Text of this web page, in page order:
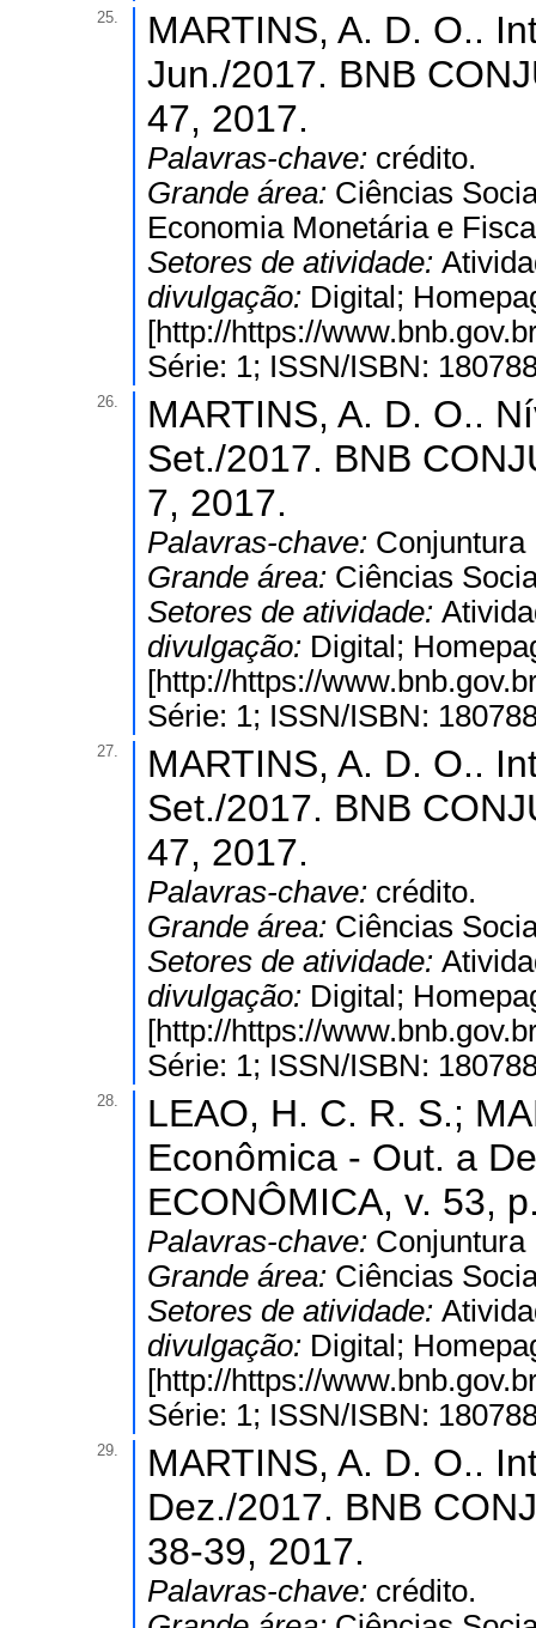
25.
MARTINS, A. D. O..
Jun./2017. BNB
47, 2017.
Palavras-chave: crédito.
Grande área: Ciências
Economia Monetária e
Setores de atividade:
divulgação: Digital;
[http://https://
Série: 1; ISSN/ISBN:
26.
MARTINS, A. D. O..
Set./2017. BNB
7, 2017.
Palavras-chave: Conjuntura
Grande área: Ciências
Setores de atividade:
divulgação: Digital;
[http://https://
Série: 1; ISSN/ISBN:
27.
MARTINS, A. D. O..
Set./2017. BNB
47, 2017.
Palavras-chave: crédito.
Grande área: Ciências
Setores de atividade:
divulgação: Digital;
[http://https://
Série: 1; ISSN/ISBN:
28.
LEAO, H. C. R. S.;
Econômica - Out. a
ECONÔMICA, v. 53,
Palavras-chave: Conjuntura
Grande área: Ciências
Setores de atividade:
divulgação: Digital;
[http://https://
Série: 1; ISSN/ISBN:
29.
MARTINS, A. D. O..
Dez./2017. BNB
38-39, 2017.
Palavras-chave: crédito.